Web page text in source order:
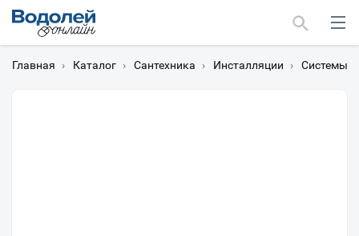
Главная › Каталог › Сантехника › Инсталляции › Системы